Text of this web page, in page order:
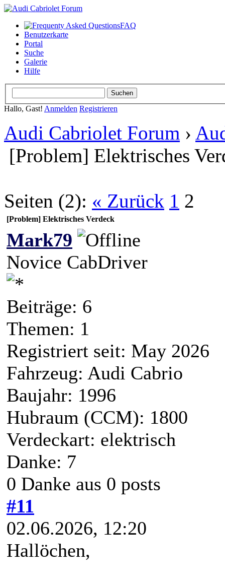
FAQ
Benutzerkarte
Portal
Suche
Galerie
Hilfe
Hallo, Gast! Anmelden Registrieren
Audi Cabriolet Forum ›
[Problem] Elektrisches
Seiten (2): « Zurück 1 2
[Problem] Elektrisches Verdeck
Mark79
Novice CabDriver
Beiträge: 6
Themen: 1
Registriert seit: May 2026
Fahrzeug: Audi Cabrio
Baujahr: 1996
Hubraum (CCM): 1800
Verdeckart: elektrisch
Danke: 7
0 Danke aus 0 posts
#11
02.06.2026, 12:20
Hallöchen,